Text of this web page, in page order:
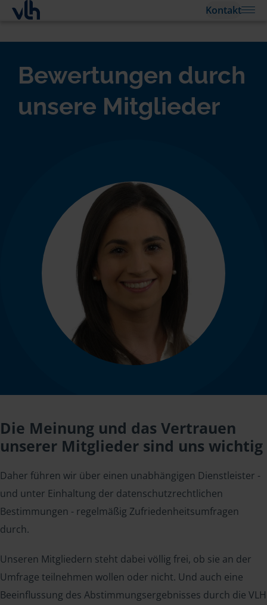
Kontakt
Bewertungen durch
unsere Mitglieder
Die Meinung und das Vertrauen
unserer Mitglieder sind uns wichtig
Daher führen wir über einen unabhängigen Dienstleister -
und unter Einhaltung der datenschutzrechtlichen
Bestimmungen - regelmäßig Zufriedenheitsumfragen
durch.
Unseren Mitgliedern steht dabei völlig frei, ob sie an der
Umfrage teilnehmen wollen oder nicht. Und auch eine
Beeinflussung des Abstimmungsergebnisses durch die VLH